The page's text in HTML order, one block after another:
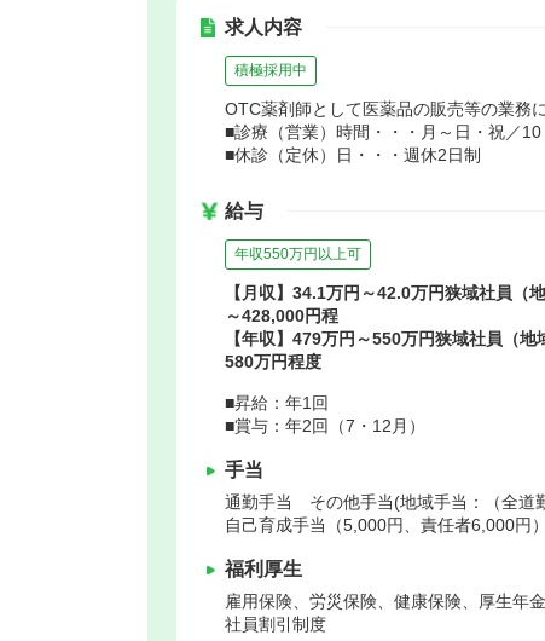
求人内容
積極採用中
OTC薬剤師として医薬品の販売等の業務
■診療（営業）時間・・・月～日・祝／
■休診（定休）日・・・週休2日制
給与
年収550万円以上可
【月収】34.1万円～42.0万円狭域社員（
～428,000円程
【年収】479万円～550万円狭域社員（
580万円程度
■昇給：年1回
■賞与：年2回（7・12月）
手当
通勤手当 その他手当(地域手当：（全道
自己育成手当（5,000円、責任者6,000円
福利厚生
雇用保険、労災保険、健康保険、厚生年
社員割引制度